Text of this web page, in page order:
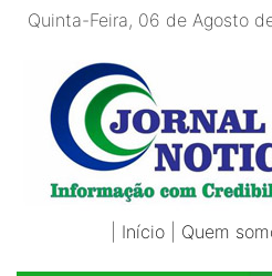
Quinta-Feira, 06 de Agosto
Início Quem